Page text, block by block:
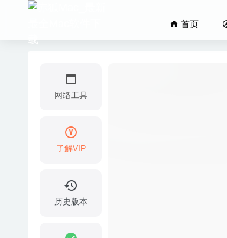
首页
网络工具
了解VIP
历史版本